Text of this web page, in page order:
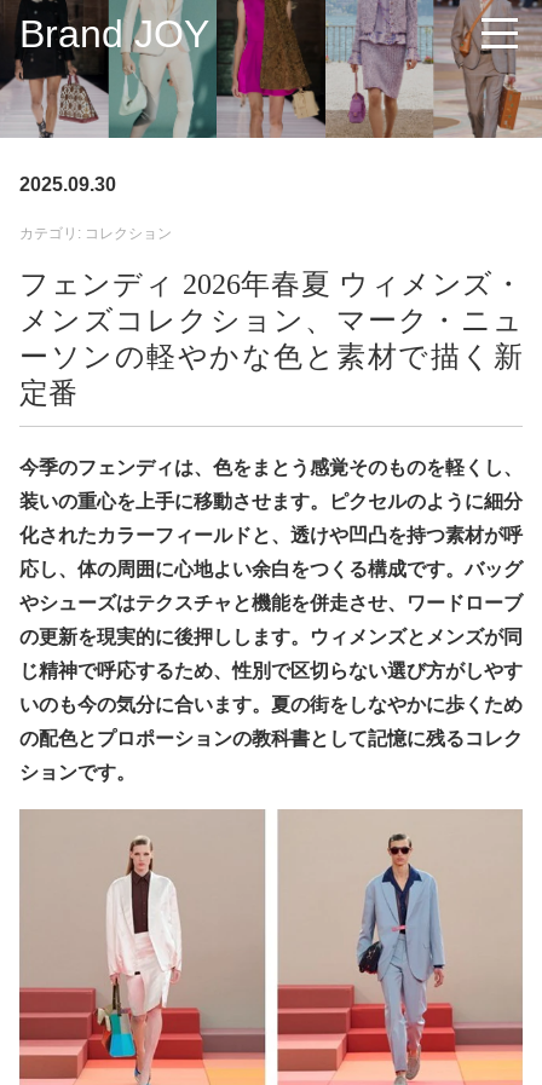
Brand JOY
2025.09.30
カテゴリ: コレクション
フェンディ 2026年春夏 ウィメンズ・
メンズコレクション、マーク・ニュ
ーソンの軽やかな色と素材で描く新
定番
今季のフェンディは、色をまとう感覚そのものを軽くし、
装いの重心を上手に移動させます。ピクセルのように細分
化されたカラーフィールドと、透けや凹凸を持つ素材が呼
応し、体の周囲に心地よい余白をつくる構成です。バッグ
やシューズはテクスチャと機能を併走させ、ワードローブ
の更新を現実的に後押しします。ウィメンズとメンズが同
じ精神で呼応するため、性別で区切らない選び方がしやす
いのも今の気分に合います。夏の街をしなやかに歩くため
の配色とプロポーションの教科書として記憶に残るコレク
ションです。